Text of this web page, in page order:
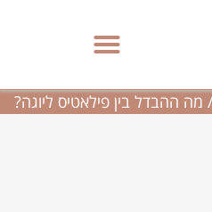
מה ההבדל בין פילאטיס ליוגה?